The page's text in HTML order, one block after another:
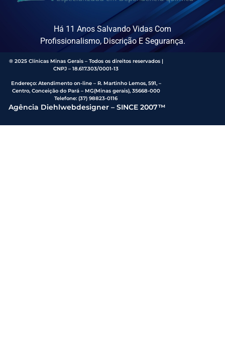
Há 11 Anos Salvando Vidas Com
Profissionalismo, Discrição E Segurança.
® 2025 Clínicas Minas Gerais – Todos os direitos reservados |
CNPJ – 18.617.303/0001-13
Endereço: Atendimento on-line – R. Martinho Lemos, 591, –
Centro, Conceição do Pará – MG(Minas gerais), 35668-000
Telefone:(37) 98823-0116
Agência Diehlwebdesigner – SINCE 2007™